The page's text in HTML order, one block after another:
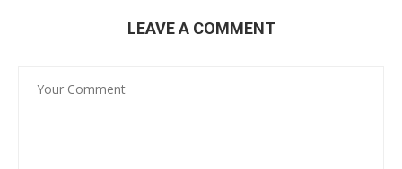
LEAVE A COMMENT